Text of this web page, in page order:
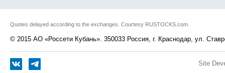
Quotes delayed according to the exchanges. Courtesy RUSTOCKS.com.
© 2015 АО «Россети Кубань». 350033 Россия, г. Краснодар, ул.
Site